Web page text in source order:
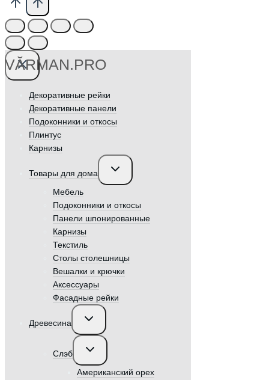
VӐRMAN.PRO
Декоративные рейки
Декоративные панели
Подоконники и откосы
Плинтус
Карнизы
Товары для дома
Переключить
дочернее
Мебель
Подоконники и откосы
Панели шпонированные
Карнизы
Текстиль
Столы столешницы
Вешалки и крючки
Аксессуары
Фасадные рейки
Древесина
Переключить
дочернее
Слэб
Переключить
дочернее
Американский орех